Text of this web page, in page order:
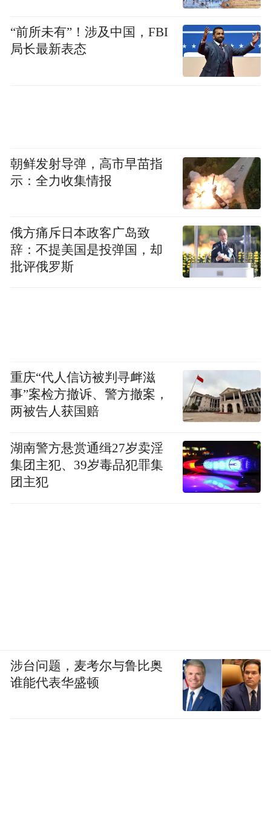
“前所未有”！涉及中国，FBI
局长最新表态
朝鲜发射导弹，高市早苗指
示：全力收集情报
俄方痛斥日本政客广岛致
辞：不提美国是投弹国，却
批评俄罗斯
重庆“代人信访被判寻衅滋
事”案检方撤诉、警方撤案，
两被告人获国赔
湖南警方悬赏通缉27岁卖淫
集团主犯、39岁毒品犯罪集
团主犯
涉台问题，麦考尔与鲁比奥
谁能代表华盛顿